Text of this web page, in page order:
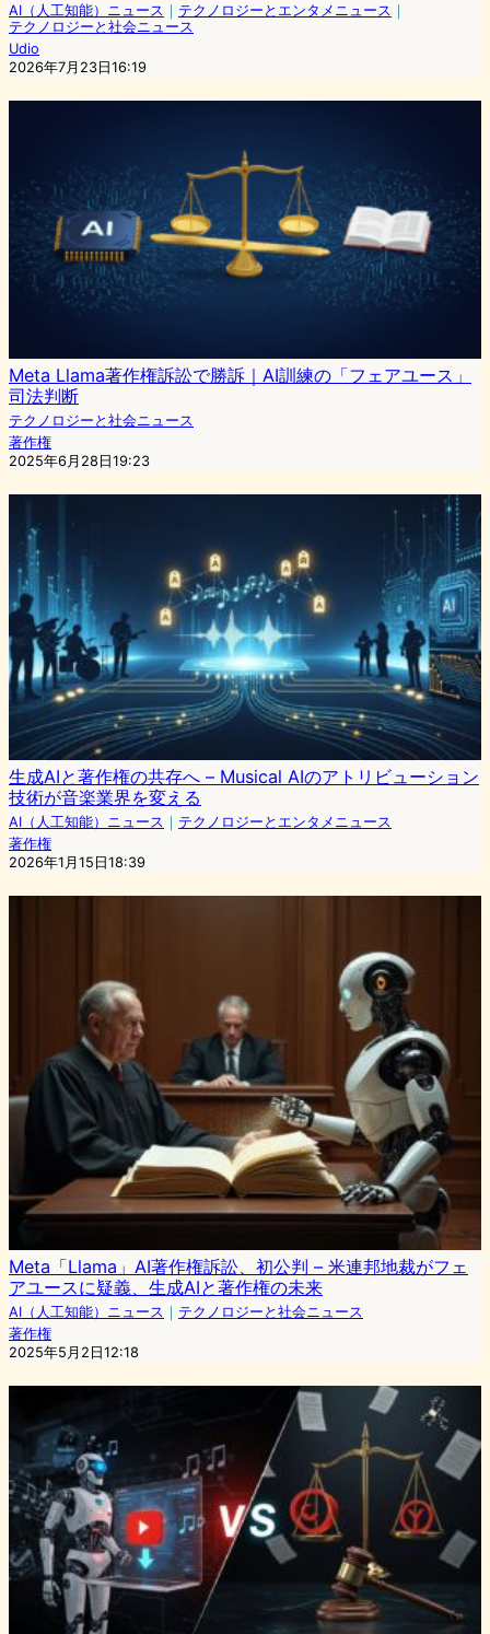
AI（人工知能）ニュース ｜ テクノロジーとエンタメニュース ｜
テクノロジーと社会ニュース
Udio
2026年7月23日16:19
Meta Llama著作権訴訟で勝訴｜AI訓練の「フェアユース」
司法判断
テクノロジーと社会ニュース
著作権
2025年6月28日19:23
生成AIと著作権の共存へ – Musical AIのアトリビューション
技術が音楽業界を変える
AI（人工知能）ニュース ｜ テクノロジーとエンタメニュース
著作権
2026年1月15日18:39
Meta「Llama」AI著作権訴訟、初公判 – 米連邦地裁がフェ
アユースに疑義、生成AIと著作権の未来
AI（人工知能）ニュース ｜ テクノロジーと社会ニュース
著作権
2025年5月2日12:18